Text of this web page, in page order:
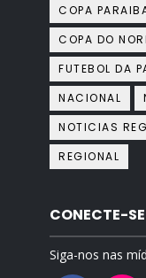
COPA
COPA DO
FUTEBOL DA
NACIONAL
NOTICIAS
REGIONAL
CONECTE-
Siga-nos nas